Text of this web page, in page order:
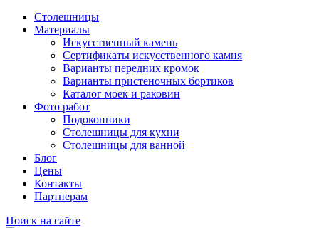
Столешницы
Материалы
Искусственный камень
Сертификаты искусственного камня
Варианты передних кромок
Варианты пристеночных бортиков
Каталог моек и раковин
Фото работ
Подоконники
Столешницы для кухни
Столешницы для ванной
Блог
Цены
Контакты
Партнерам
Поиск на сайте